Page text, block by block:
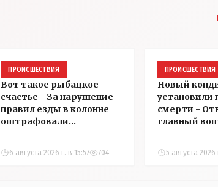
ПРОИСШЕСТВИЯ
Вот такое рыбацкое
счастье - За нарушение
правил езды в колонне
оштрафовали
Аркалыке
6 августа 2026 г. в 15:57 704
ПРОИСШЕСТВИЯ
Новый
установили
смерти -
главный
добивалась
5 августа 2026